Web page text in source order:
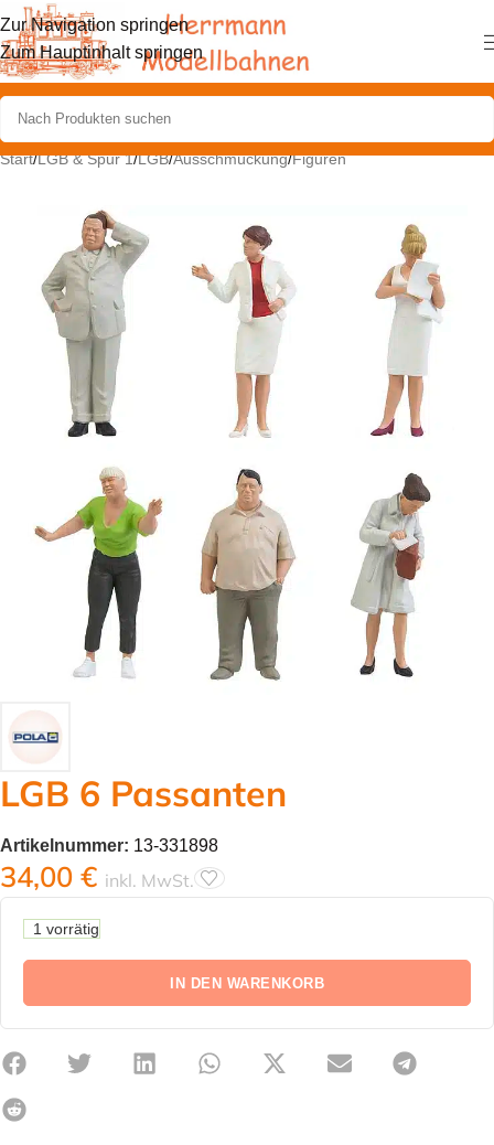
Zur Navigation springen
Zum Hauptinhalt springen
Start/LGB & Spur 1/LGB/Ausschmückung/Figuren
LGB 6 Passanten
Artikelnummer: 13-331898
34,00 € inkl. MwSt.
1 vorrätig
IN DEN WARENKORB